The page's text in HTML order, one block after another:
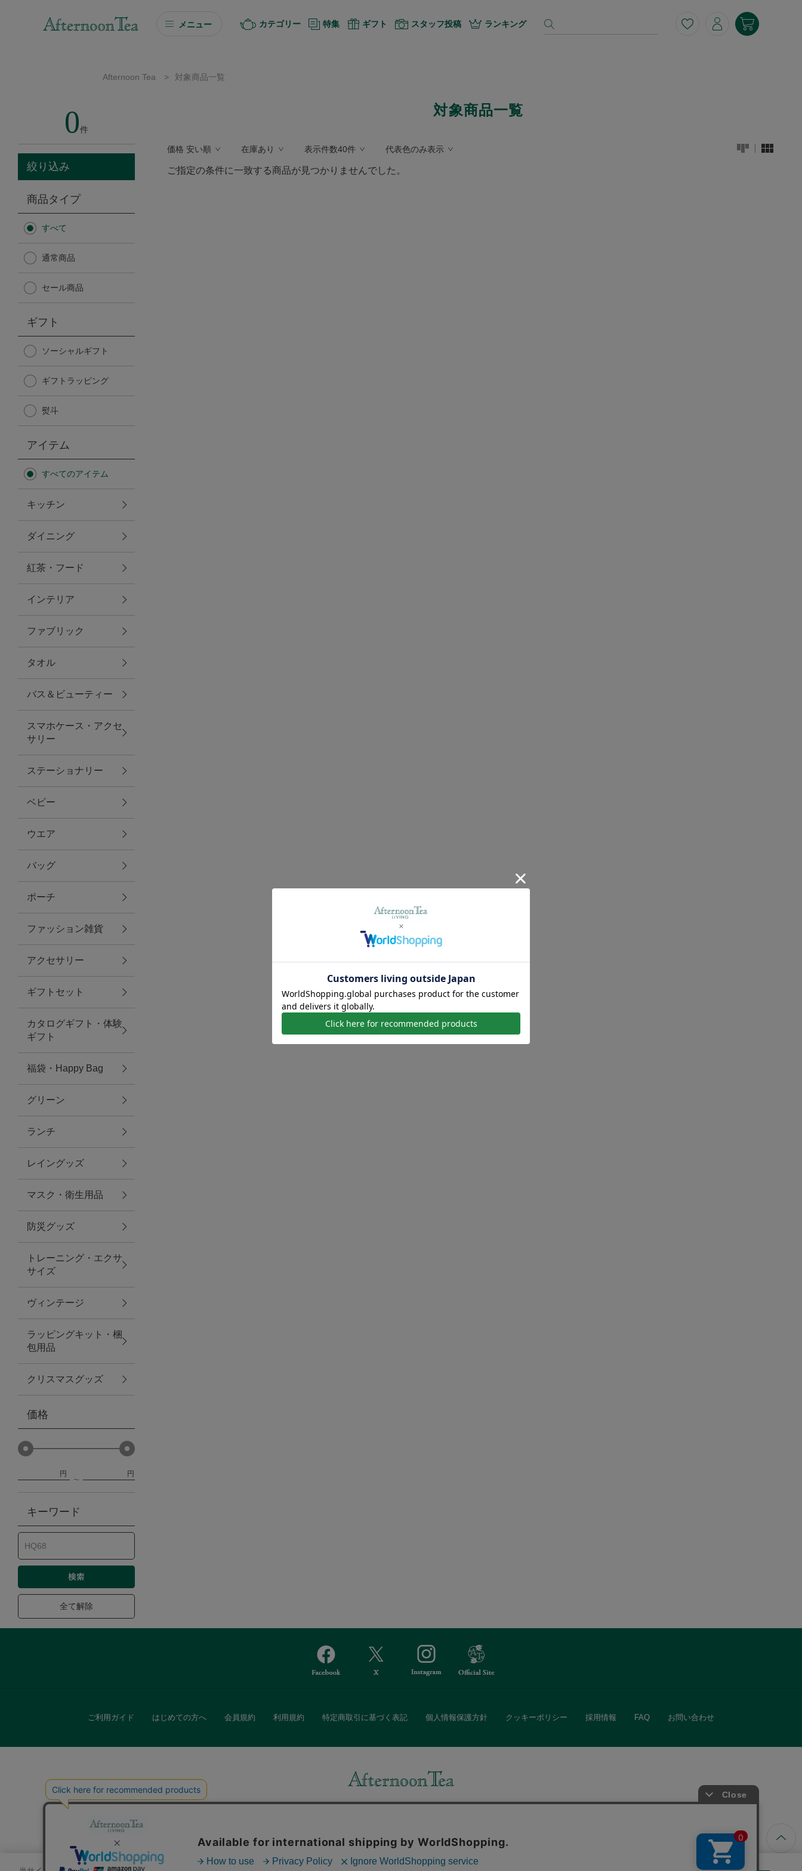
メニュー
ソーシャルギフト
カタログギフト
Afternoon Tea TEAROOM
Afternoon Tea TEAROOM
日傘
保冷バッグ
無重力シリーズ
トラベルグッズ
ランチ
バッグ
キッチン・ダイニング
ダイニング
キッチン
ファブリック
グリーン
バス＆ビューティー
バス＆ビューティー
タオル
ウエア＆バッグ
ウエア
レイングッズ
アクセサリー
ファッション雑貨
ファッショングッズ
スマホケース・アクセサリー
ポーチ
ステーショナリー
その他
紅茶・フード
防災グッズ・非常食
トレーニング
ヴィンテージ
カテゴリー 特集 ギフト スタッフ投稿 ランキング
Afternoon Tea > 対象商品一覧
0件
絞り込み
商品タイプ
すべて
通常商品
セール商品
ギフト
ソーシャルギフト
ギフトラッピング
熨斗
アイテム
すべてのアイテム
キッチン
ダイニング
紅茶・フード
インテリア
ファブリック
タオル
バス＆ビューティー
スマホケース・アクセ
サリー
ステーショナリー
ベビー
ウエア
バッグ
ポーチ
ファッション雑貨
アクセサリー
ギフトセット
カタログギフト・体験
ギフト
福袋・Happy Bag
グリーン
ランチ
レイングッズ
マスク・衛生用品
防災グッズ
トレーニング・エクサ
サイズ
ヴィンテージ
ラッピングキット・梱
包用品
クリスマスグッズ
価格
円 円
キーワード
全て解除
対象商品一覧
価格 安い順 在庫あり 表示件数40件 代表色のみ表示
ご指定の条件に一致する商品が見つかりませんでした。
ご利用ガイド はじめての方へ 会員規約 利用規約 特定商取引に基づく表記 個人情報保護方針 クッキーポリシー 採用情報 FAQ お問い合わせ
また、ギフトセットなどギフトにぴったりの豊富な商品がラインナップ。
「ソーシャルギフト」サービスもご提供しています。